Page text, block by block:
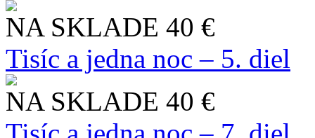
NA SKLADE 40 €
Tisíc a jedna noc – 5. diel
NA SKLADE 40 €